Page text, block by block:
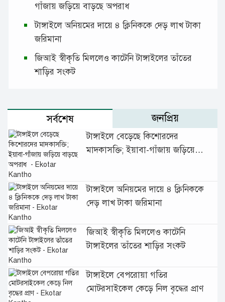
গাঁজায় জড়িয়ে বাড়ছে অপরাধ
টাঙ্গাইলে অনিয়মের দায়ে ৪ ক্লিনিককে দেড় লাখ টাকা
জরিমানা
জিআই স্বীকৃতি মিললেও কাটেনি টাঙ্গাইলের তাঁতের
শাড়ির সংকট
সর্বশেষ জনপ্রিয়
টাঙ্গাইলে বেড়েছে কিশোরদের
মাদকাসক্তি; ইয়াবা-গাঁজায় জড়িয়ে
টাঙ্গাইলে অনিয়মের দায়ে ৪ ক্লিনিককে
দেড় লাখ টাকা জরিমানা
জিআই স্বীকৃতি মিললেও কাটেনি
টাঙ্গাইলের তাঁতের শাড়ির সংকট
টাঙ্গাইলে বেপরোয়া গতির
মোটরসাইকেল কেড়ে নিল বৃদ্ধের প্রাণ